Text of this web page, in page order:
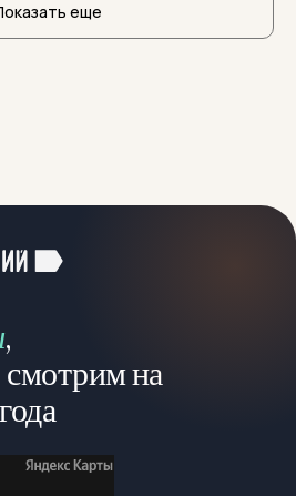
еще
,
смотрим на